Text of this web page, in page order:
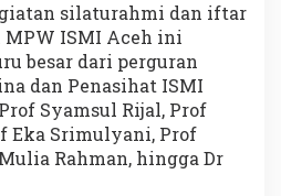
silaturahmi dan iftar
MPW ISMI Aceh ini
besar dari perguran
dan Penasihat ISMI
Syamsul Rijal, Prof
Eka Srimulyani, Prof
Rahman, hingga Dr